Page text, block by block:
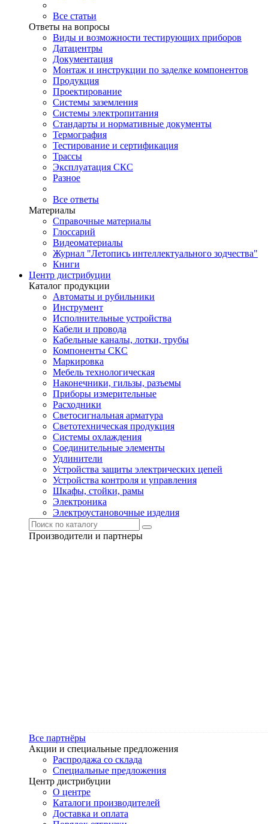
Все статьи
Ответы на вопросы
Виды и возможности тестирующих приборов
Датацентры
Документация
Монтаж и инструкции по заделке компонентов
Продукция
Проектирование
Системы заземления
Системы электропитания
Стандарты и нормативные документы
Термография
Тестирование и сертификация
Трассы
Эксплуатация СКС
Разное
Все ответы
Материалы
Справочные материалы
Глоссарий
Видеоматериалы
Журнал "Летопись интеллектуального зодчества"
Книги
Центр дистрибуции
Каталог продукции
Автоматы и рубильники
Инструмент
Исполнительные устройства
Кабели и провода
Кабельные каналы, лотки, трубы
Компоненты СКС
Маркировка
Мебель технологическая
Наконечники, гильзы, разъемы
Приборы измерительные
Расходники
Светосигнальная арматура
Светотехническая продукция
Системы охлаждения
Соединительные элементы
Удлинители
Устройства защиты электрических цепей
Устройства контроля и управления
Шкафы, стойки, рамы
Электроника
Электроустановочные изделия
Производители и партнеры
Все партнёры
Акции и специальные предложения
Распродажа со склада
Специальные предложения
Центр дистрибуции
О центре
Каталоги производителей
Доставка и оплата